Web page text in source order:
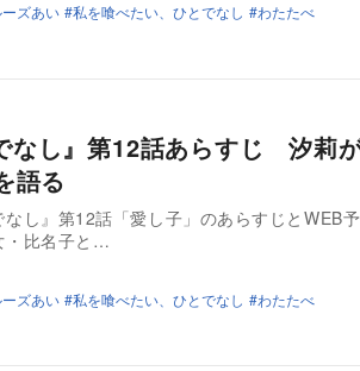
ズあい 私を喰べたい、ひとでなし わたたべ
なし』第12話あらすじ 汐莉
語る
し』第12話「愛し子」のあらすじとWEB
比名子と…
ズあい 私を喰べたい、ひとでなし わたたべ